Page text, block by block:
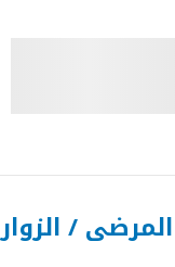
المرضى / الزوار